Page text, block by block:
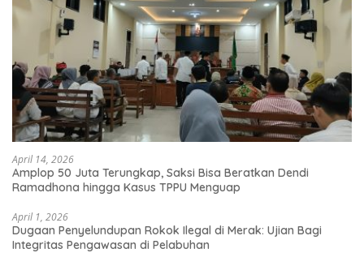
April 14, 2026
Amplop 50 Juta Terungkap, Saksi Bisa Beratkan Dendi
Ramadhona hingga Kasus TPPU Menguap
April 1, 2026
Dugaan Penyelundupan Rokok Ilegal di Merak: Ujian Bagi
Integritas Pengawasan di Pelabuhan